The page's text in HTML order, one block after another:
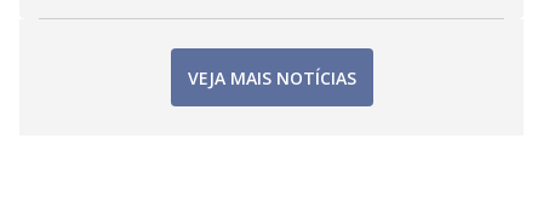
VEJA MAIS NOTÍCIAS